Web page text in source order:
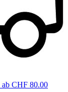
ab CHF 80.00